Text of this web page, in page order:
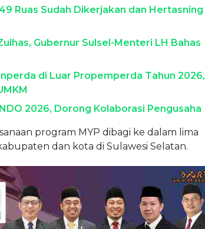
Ruas Sudah Dikerjakan dan Hertasning
Gubernur Sulsel-Menteri LH Bahas
di Luar Propemperda Tahun 2026,
2026, Dorong Kolaborasi Pengusaha
program MYP dibagi ke dalam lima
dan kota di Sulawesi Selatan.